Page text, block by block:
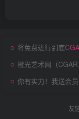
将免费进行到底
橙光艺术网（
你有实力！我送会
友